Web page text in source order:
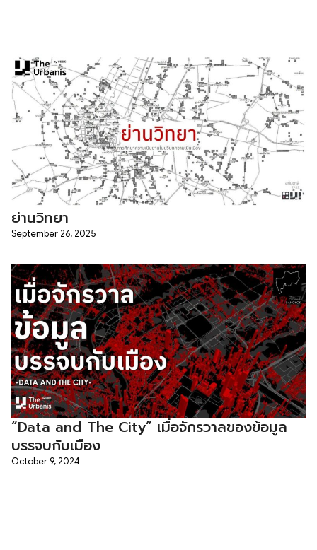
ย่านวิทยา
September 26, 2025
“Data and The City” เมื่อจักรวาลของข้อมูล
บรรจบกับเมือง
October 9, 2024